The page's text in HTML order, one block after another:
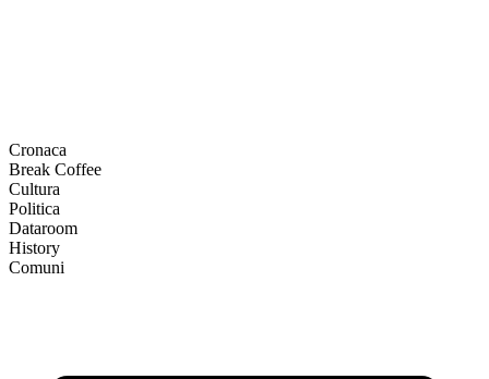
Cronaca
Break Coffee
Cultura
Politica
Dataroom
History
Comuni